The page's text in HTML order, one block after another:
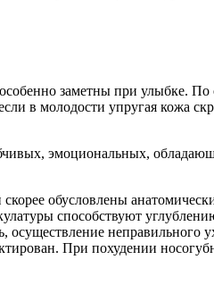
заметны при улыбке.
в молодости упругая кожа
эмоциональных,
обусловлены
способствуют
неправильного
При похудении